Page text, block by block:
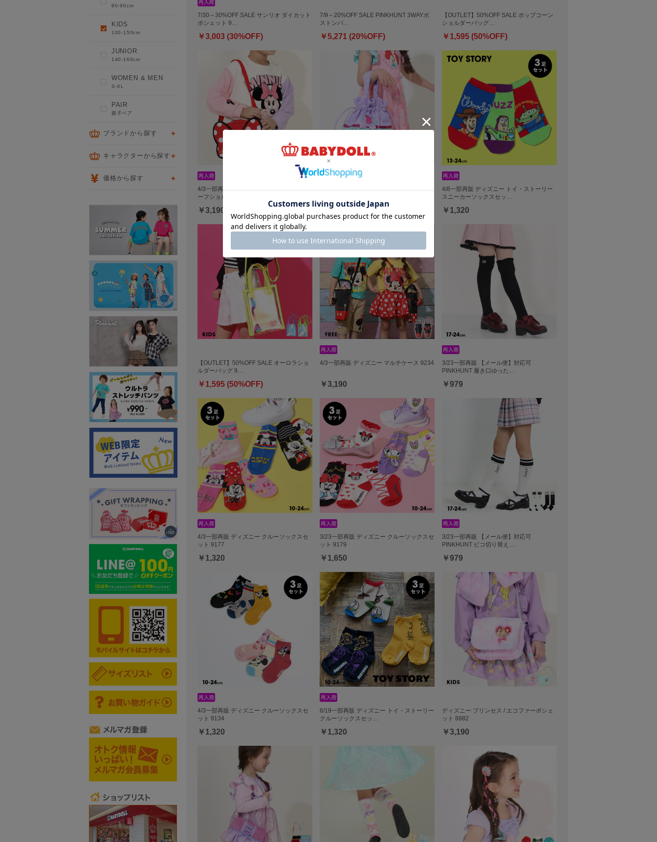
7/30～30%OFF SALE サンリオ ダイカット
ポシェット 9…
￥3,003 (30%OFF)
7/9～20%OFF SALE PINKHUNT 3WAYボ
ストンバ…
￥5,271 (20%OFF)
【OUTLET】50%OFF SALE ポップコーン
ショルダーバッグ…
￥1,595 (50%OFF)
4/3一部再販 ディズニー キャラクターモチ
ーフショルダーバッグ 9…
￥3,190
7/30～30%OFF SALE 6/19一部再販 ディズ
￥2,772 (30%OFF)
4/8一部再販 ディズニー トイ・ストーリー
スニーカーソックスセッ…
￥1,320
【OUTLET】50%OFF SALE オーロラショ
ルダーバッグ 9…
￥1,595 (50%OFF)
4/3一部再販 ディズニー マルチケース 9234
￥3,190
3/23一部再販 【メール便】対応可
PINKHUNT 履き口ゆった…
￥979
4/3一部再販 ディズニー クルーソックスセ
ット 9177
￥1,320
3/23一部再販 ディズニー クルーソックスセ
ット 9179
￥1,650
3/23一部再販 【メール便】対応可
PINKHUNT ピコ切り替え…
￥979
4/3一部再販 ディズニー クルーソックスセ
ット 9134
￥1,320
6/19一部再販 ディズニー トイ・ストーリー
クルーソックスセッ…
￥1,320
ディズニー プリンセス / エコファーポシェ
ット 8882
￥3,190
80-90cm
KIDS
100-150cm
JUNIOR
140-160cm
WOMEN & MEN
S-XL
PAIR
親子ペア
ブランドから探す
キャラクターから探す
価格から探す